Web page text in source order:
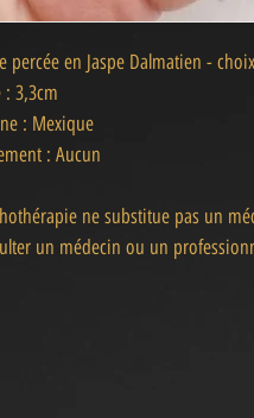
percée en Jaspe Dalmatien -
: 3,3cm
: Mexique
: Aucun
ne substitue pas un
un médecin ou un